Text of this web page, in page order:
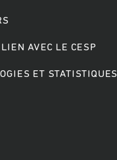
AVEC LE CESP
ET STATISTIQUES